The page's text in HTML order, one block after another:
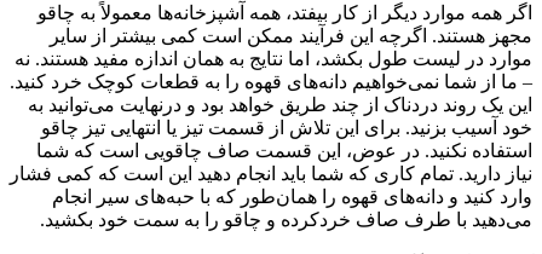
اگر همه موارد دیگر از کار بیفتد، همه آشپزخانه‌ها معمولاً به چاقو
مجهز هستند. اگرچه این فرآیند ممکن است کمی بیشتر از سایر
موارد در لیست طول بکشد، اما نتایج به همان اندازه مفید هستند. نه
– ما از شما نمی‌خواهیم دانه‌های قهوه را به قطعات کوچک خرد کنید.
این یک روند دردناک از چند طریق خواهد بود و درنهایت می‌توانید به
خود آسیب بزنید. برای این تلاش از قسمت تیز یا انتهایی تیز چاقو
استفاده نکنید. در عوض، این قسمت صاف چاقویی است که شما
نیاز دارید. تمام کاری که شما باید انجام دهید این است که کمی فشار
وارد کنید و دانه‌های قهوه را همان‌طور که با حبه‌های سیر انجام
می‌دهید با طرف صاف خردکرده و چاقو را به سمت خود بکشید.